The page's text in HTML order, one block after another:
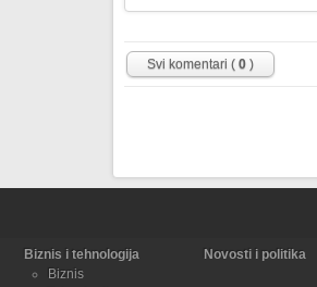
Svi komentari ( 0 )
Biznis i tehnologija
Biznis
Novosti i politika